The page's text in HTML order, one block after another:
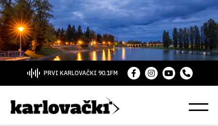
PRVI KARLOVAČKI 90.1FM